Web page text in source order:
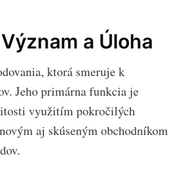
a Úloha
ktorá smeruje k
Jeho primárna funkcia je
využitím pokročilých
aj skúseným obchodníkom